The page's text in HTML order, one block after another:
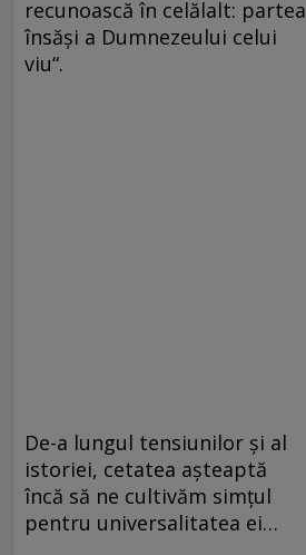
recunoască în celălalt: partea
însăşi a Dumnezeului celui
viu“.
De-a lungul tensiunilor şi al
istoriei, cetatea aşteaptă
încă să ne cultivăm simţul
pentru universalitatea ei…